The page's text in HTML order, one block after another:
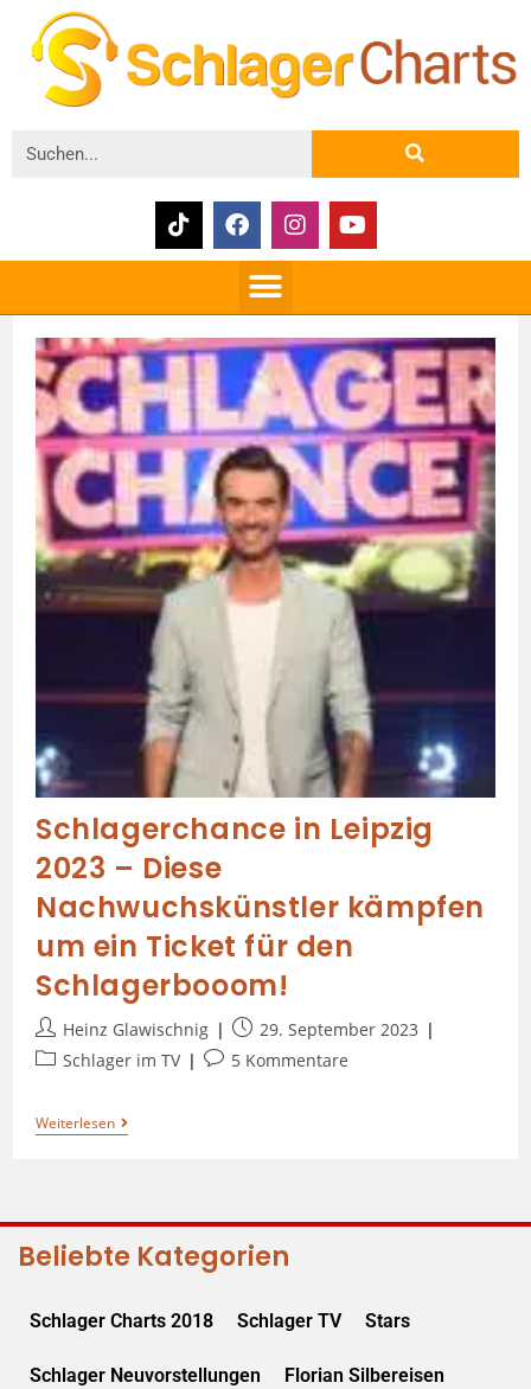
Schlagerchance in Leipzig
2023 – Diese
Nachwuchskünstler kämpfen
um ein Ticket für den
Schlagerbooom!
Heinz Glawischnig
29. September 2023
Schlager im TV
5 Kommentare
Weiterlesen
Beliebte Kategorien
Schlager Charts 2018 Schlager TV Stars
Schlager Neuvorstellungen Florian Silbereisen